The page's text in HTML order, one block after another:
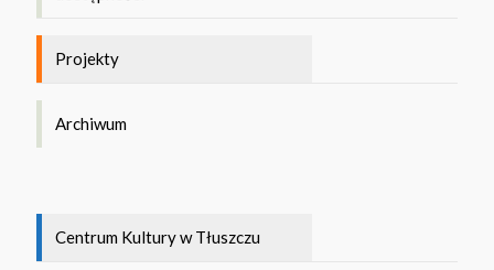
Projekty
Archiwum
Centrum Kultury w Tłuszczu